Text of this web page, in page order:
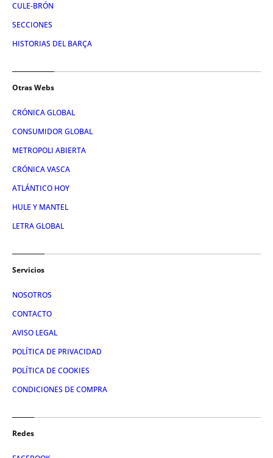
CULE-BRÓN
SECCIONES
HISTORIAS DEL BARÇA
Otras Webs
CRÓNICA GLOBAL
CONSUMIDOR GLOBAL
METROPOLI ABIERTA
CRÓNICA VASCA
ATLÁNTICO HOY
HULE Y MANTEL
LETRA GLOBAL
Servicios
NOSOTROS
CONTACTO
AVISO LEGAL
POLÍTICA DE PRIVACIDAD
POLÍTICA DE COOKIES
CONDICIONES DE COMPRA
Redes